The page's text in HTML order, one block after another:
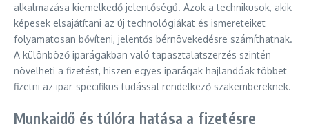
alkalmazása kiemelkedő jelentőségű. Azok a technikusok, akik
képesek elsajátítani az új technológiákat és ismereteiket
folyamatosan bővíteni, jelentős bérnövekedésre számíthatnak.
A különböző iparágakban való tapasztalatszerzés szintén
növelheti a fizetést, hiszen egyes iparágak hajlandóak többet
fizetni az ipar-specifikus tudással rendelkező szakembereknek.
Munkaidő és túlóra hatása a fizetésre